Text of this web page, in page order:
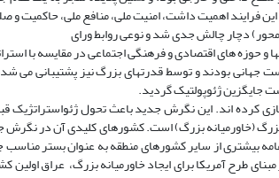
اهمیت داشت، امنیت ملی، منافع ملی، حاکمیت و
دچار چالش جدی شد و نوعی روابط ورای
حوزه های اقتصادی و فرهنگی اجتماعی در مقایسه با
جهانی بودند و توسط قدرتهای بزرگ نیز پشتیبانی می
جایگزین ژئوپولتیک گردید.
کرده اند. این نگرش جدید باعث تحول ژئواستراتژیک
(خاورمیانه بزرگ) است. کشورهای کلیدی آن در نگرش
بیشتری از سایر کشورهای منطقه به عنوان بستر
طرح آمریکا برای ایجاد خاورمیانه بزرگ، عراق